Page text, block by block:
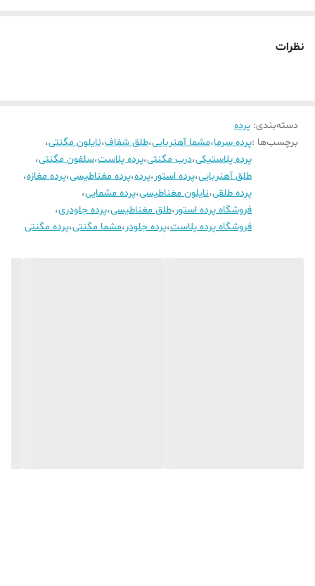
نظرات
دسته‌بندی: پرده
برچسب‌ها :پرده سرما،مشما آهنربایی،طلق شفاف،نایلون مگنتی،
پرده پلاستیکی،درب مگنتی،پرده پلاست،سلفون مگنتی،
طلق آهنربایی،پرده استور،پرده،پرده مغناطیسی،پرده مغازه،
پرده طلقی،نایلون مغناطیسی،پرده مشمایی،
فروشگاه پرده استور،طلق مغناطیسی،پرده جلودری،
فروشگاه پرده پلاست،پرده جلودر،مشما مگنتی،پرده مگنتی